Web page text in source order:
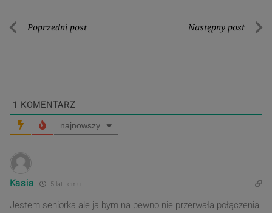
Nawigacja
Poprzedni post Następny post
1 KOMENTARZ
najnowszy
Kasia 5 lat temu
Jestem seniorka ale ja bym na pewno nie przerwała połączenia,